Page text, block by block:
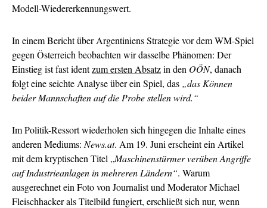
Modell-Wiedererkennungswert.
In einem Bericht über Argentiniens Strategie vor dem WM-Spiel
gegen Österreich beobachten wir dasselbe Phänomen: Der
Einstieg ist fast identzum ersten Absatzin den OÖN, danach
folgt eine seichte Analyse über ein Spiel, das „das Können
beider Mannschaften auf die Probe stellen wird.“
Im Politik-Ressort wiederholen sich hingegen die Inhalte eines
anderen Mediums: News.at. Am 19. Juni erscheint ein Artikel
mit dem kryptischen Titel „Maschinenstürmer verüben Angriffe
auf Industrieanlagen in mehreren Ländern“. Warum
ausgerechnet ein Foto von Journalist und Moderator Michael
Fleischhacker als Titelbild fungiert, erschließt sich nur, wenn